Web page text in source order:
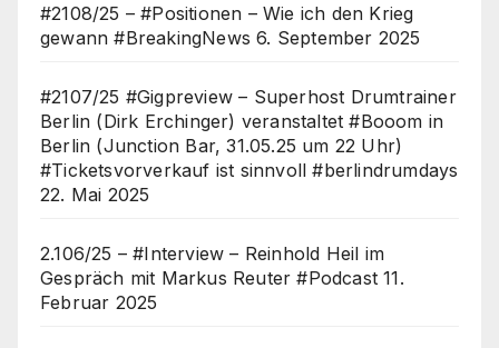
#2108/25 – #Positionen – Wie ich den Krieg
gewann #BreakingNews 6. September 2025
#2107/25 #Gigpreview – Superhost Drumtrainer
Berlin (Dirk Erchinger) veranstaltet #Booom in
Berlin (Junction Bar, 31.05.25 um 22 Uhr)
#Ticketsvorverkauf ist sinnvoll #berlindrumdays
22. Mai 2025
2.106/25 – #Interview – Reinhold Heil im
Gespräch mit Markus Reuter #Podcast 11.
Februar 2025